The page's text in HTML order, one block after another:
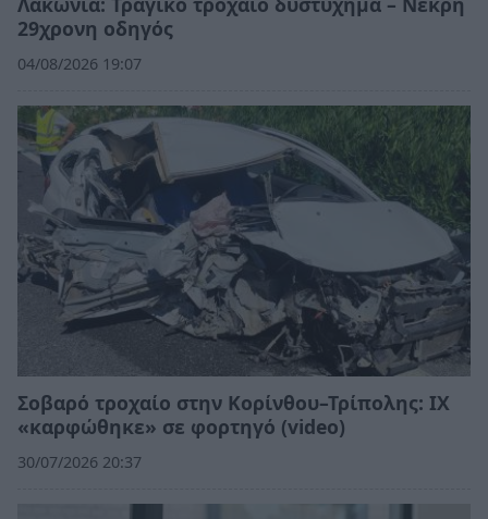
29χρονη οδηγός
04/08/2026 19:07
Σοβαρό τροχαίο στην Κορίνθου–Τρίπολης: ΙΧ
«καρφώθηκε» σε φορτηγό (video)
30/07/2026 20:37